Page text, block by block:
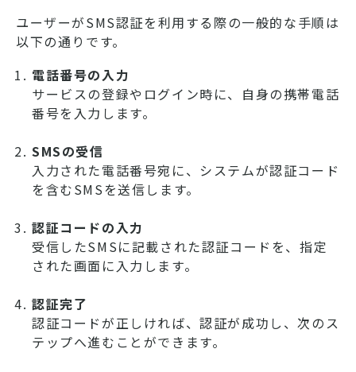
ユーザーがSMS認証を利用する際の一般的な手順は
以下の通りです。
電話番号の入力
サービスの登録やログイン時に、自身の携帯電話
番号を入力します。
SMSの受信
入力された電話番号宛に、システムが認証コード
を含むSMSを送信します。
認証コードの入力
受信したSMSに記載された認証コードを、指定
された画面に入力します。
認証完了
認証コードが正しければ、認証が成功し、次のス
テップへ進むことができます。